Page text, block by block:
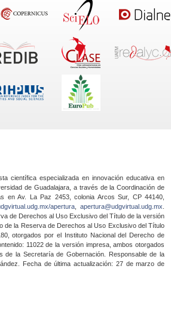
científica especializada en innovación educativa en
de Guadalajara, a través de la Coordinación de
en Av. La Paz 2453, colonia Arcos Sur, CP 44140,
apertura apertura@udgvirtual.udg.mx
de Derechos al Uso Exclusivo del Título de la versión
de la Reserva de Derechos al Uso Exclusivo del Título
otorgados por el Instituto Nacional del Derecho de
11022 de la versión impresa, ambos otorgados
de la Secretaría de Gobernación. Responsable de la
Fecha de última actualización: 27 de marzo de